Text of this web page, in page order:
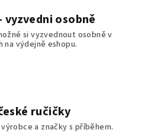
vyzvedni osobně
si vyzvednout osobně v
na výdejně eshopu.
ručičky
a značky s příběhem.